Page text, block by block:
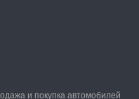
и покупка автомобилей